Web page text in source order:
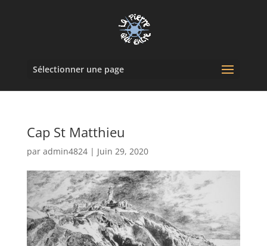
Sélectionner une page
Cap St Matthieu
par admin4824| Juin 29, 2020